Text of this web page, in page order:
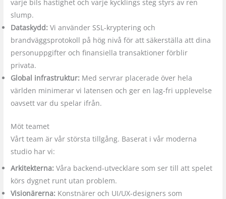
varje bils hastighet och varje kycklings steg styrs av ren
slump.
Dataskydd: Vi använder SSL-kryptering och
brandväggsprotokoll på hög nivå för att säkerställa att dina
personuppgifter och finansiella transaktioner förblir
privata.
Global infrastruktur: Med servrar placerade över hela
världen minimerar vi latensen och ger en lag-fri upplevelse
oavsett var du spelar ifrån.
Möt teamet
Vårt team är vår största tillgång. Baserat i vår moderna
studio har vi:
Arkitekterna: Våra backend-utvecklare som ser till att spelet
körs dygnet runt utan problem.
Visionärerna: Konstnärer och UI/UX-designers som